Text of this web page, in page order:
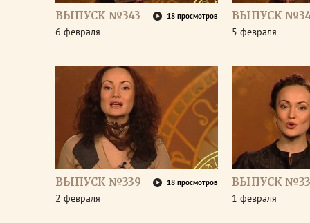
ВЫПУСК №343 18 просмотров
6 февраля
ВЫПУСК
5 февраля
ВЫПУСК №339 18 просмотров
2 февраля
ВЫПУСК
1 февраля